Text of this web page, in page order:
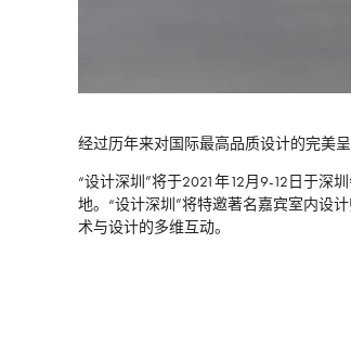
经过历年来对国际最高品质设计的完美
“设计深圳”将于2021年12月9-12日于深
地。“设计深圳”将特邀著名嘉宾室内设
术与设计的多维互动。